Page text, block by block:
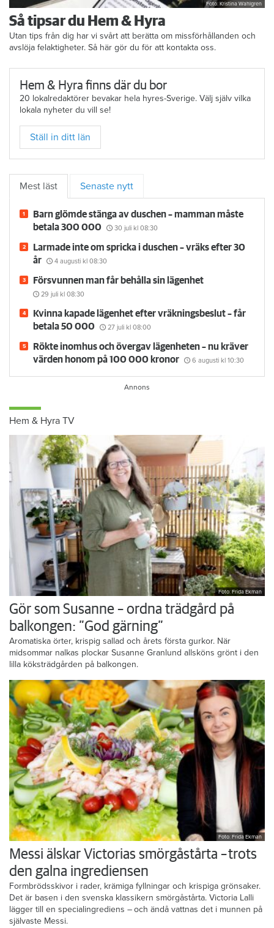
Foto: Kristina Wahlgren
Så tipsar du Hem & Hyra
Utan tips från dig har vi svårt att berätta om missförhållanden och
avslöja felaktigheter. Så här gör du för att kontakta oss.
Hem & Hyra finns där du bor
20 lokalredaktörer bevakar hela hyres-Sverige. Välj själv vilka
lokala nyheter du vill se!
Ställ in ditt län
Mest läst Senaste nytt
Barn glömde stänga av duschen – mamman måste
betala 300 000
30 juli kl 08:30
Larmade inte om spricka i duschen – vräks efter 30
år
4 augusti kl 08:30
Försvunnen man får behålla sin lägenhet
29 juli kl 08:30
Kvinna kapade lägenhet efter vräkningsbeslut – får
betala 50 000
27 juli kl 08:00
Rökte inomhus och övergav lägenheten – nu kräver
värden honom på 100 000 kronor
6 augusti kl 10:30
Hem & Hyra TV
Foto: Frida Ekman
Gör som Susanne – ordna trädgård på
balkongen: ”God gärning”
Aromatiska örter, krispig sallad och årets första gurkor. När
midsommar nalkas plockar Susanne Granlund allsköns grönt i den
lilla köksträdgården på balkongen.
Foto: Frida Ekman
Messi älskar Victorias smörgåstårta – trots
den galna ingrediensen
Formbrödsskivor i rader, krämiga fyllningar och krispiga grönsaker.
Det är basen i den svenska klassikern smörgåstårta. Victoria Lalli
lägger till en specialingrediens – och ändå vattnas det i munnen på
självaste Messi.